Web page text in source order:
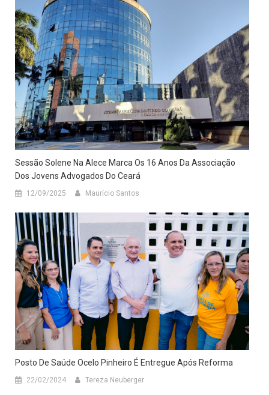
Sessão Solene Na Alece Marca Os 16 Anos Da Associação
Dos Jovens Advogados Do Ceará
12/09/2025 Maurício Santos
Posto De Saúde Ocelo Pinheiro É Entregue Após Reforma
22/02/2024 Tereza Neuberger